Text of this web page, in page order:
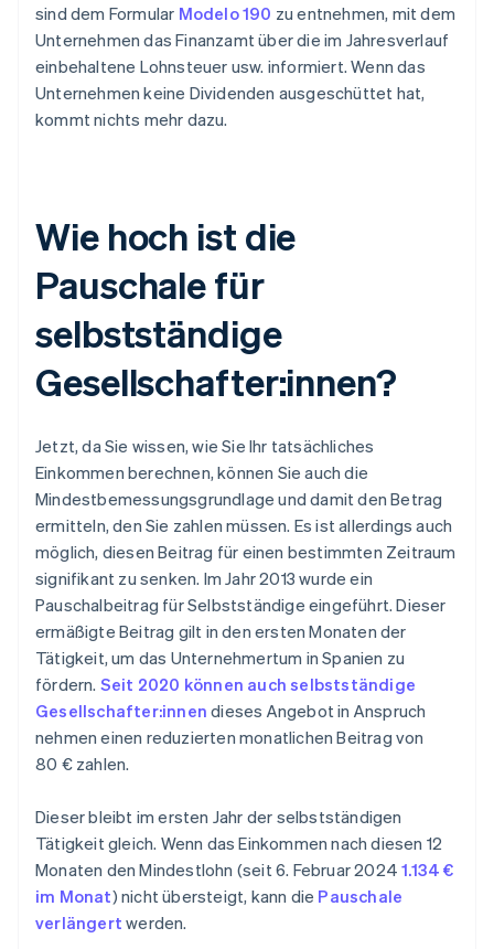
sind dem Formular Modelo 190 zu entnehmen, mit dem
Unternehmen das Finanzamt über die im Jahresverlauf
einbehaltene Lohnsteuer usw. informiert. Wenn das
Unternehmen keine Dividenden ausgeschüttet hat,
kommt nichts mehr dazu.
Wie hoch ist die
Pauschale für
selbstständige
Gesellschafter:innen?
Jetzt, da Sie wissen, wie Sie Ihr tatsächliches
Einkommen berechnen, können Sie auch die
Mindestbemessungsgrundlage und damit den Betrag
ermitteln, den Sie zahlen müssen. Es ist allerdings auch
möglich, diesen Beitrag für einen bestimmten Zeitraum
signifikant zu senken. Im Jahr 2013 wurde ein
Pauschalbeitrag für Selbstständige eingeführt. Dieser
ermäßigte Beitrag gilt in den ersten Monaten der
Tätigkeit, um das Unternehmertum in Spanien zu
fördern. Seit 2020 können auch selbstständige
Gesellschafter:innen dieses Angebot in Anspruch
nehmen einen reduzierten monatlichen Beitrag von
80 € zahlen.
Dieser bleibt im ersten Jahr der selbstständigen
Tätigkeit gleich. Wenn das Einkommen nach diesen 12
Monaten den Mindestlohn (seit 6. Februar 20241.134 €
im Monat) nicht übersteigt, kann die Pauschale
verlängert werden.